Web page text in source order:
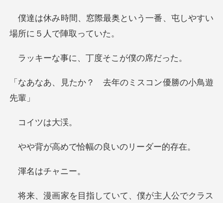
奥という一番、屯しやすい
に、丁度そこが
？ 去年のミスコン
イツ
で恰幅の良いの
はチャ
人公でクラス